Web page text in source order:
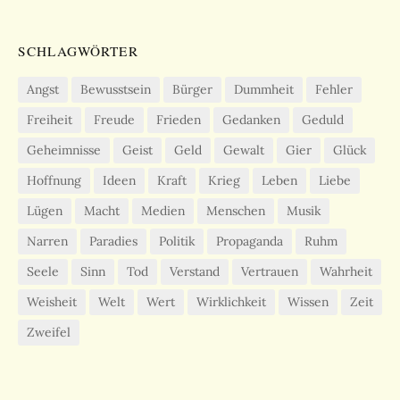
SCHLAGWÖRTER
Angst Bewusstsein Bürger Dummheit
Fehler
Freiheit
Freude Frieden Gedanken
Geduld
Geheimnisse
Geist Geld Gewalt Gier
Glück
Hoffnung
Ideen Kraft Krieg Leben
Liebe
Lügen
Macht Medien Menschen
Musik
Narren
Paradies Politik Propaganda
Ruhm
Seele
Sinn Tod Verstand Vertrauen
Wahrheit
Weisheit
Welt Wert Wirklichkeit Wissen
Zeit
Zweifel